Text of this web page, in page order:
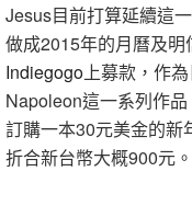
Jesus目前打算延續這
做成2015年的月曆及
Indiegogo上募款，作
Napoleon這一系列作
訂購一本30元美金的新
折合新台幣大概900元。